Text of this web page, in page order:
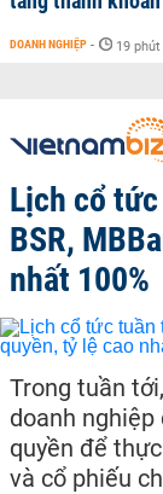
DOANH NGHIỆP - 19
Lịch cổ
BSR,
nhất 100%
Trong tuần
doanh
quyền để
và cổ phiếu